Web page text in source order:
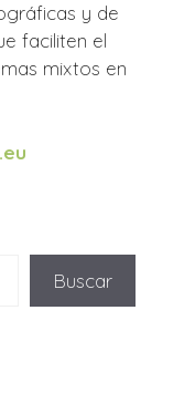
y de
faciliten el
mixtos en
Buscar